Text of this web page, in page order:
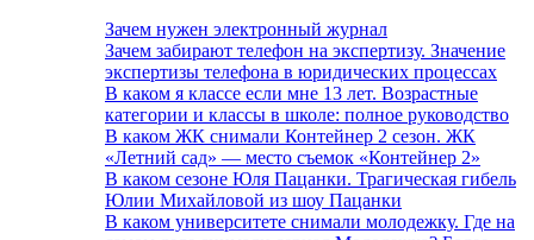
Зачем нужен электронный журнал
Зачем забирают телефон на экспертизу. Значение
экспертизы телефона в юридических процессах
В каком я классе если мне 13 лет. Возрастные
категории и классы в школе: полное руководство
В каком ЖК снимали Контейнер 2 сезон. ЖК
«Летний сад» — место съемок «Контейнер 2»
В каком сезоне Юля Пацанки. Трагическая гибель
Юлии Михайловой из шоу Пацанки
В каком университете снимали молодежку. Где на